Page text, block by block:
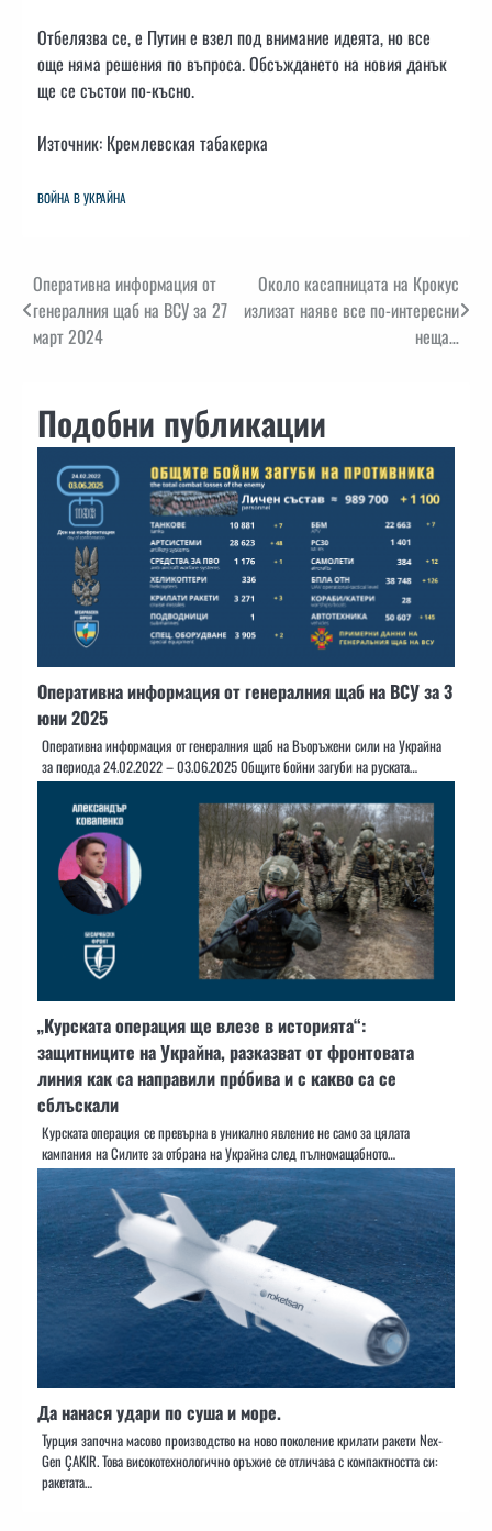
Отбелязва се, е Путин е взел под внимание идеята, но все
още няма решения по въпроса. Обсъждането на новия данък
ще се състои по-късно.
Източник: Кремлевская табакерка
ВОЙНА В УКРАЙНА
Навигация
Оперативна информация от
генералния щаб на ВСУ за 27
март 2024
Около касапницата на Крокус
излизат наяве все по-интересни
неща…
Подобни публикации
Оперативна информация от генералния щаб на ВСУ за 3
юни 2025
Оперативна информация от генералния щаб на Въоръжени сили на Украйна
за периода 24.02.2022 – 03.06.2025 Общите бойни загуби на руската…
„Курската операция ще влезе в историята“:
защитниците на Украйна, разказват от фронтовата
линия как са направили про́бива и с какво са се
сблъскали
Курската операция се превърна в уникално явление не само за цялата
кампания на Силите за отбрана на Украйна след пълномащабното…
Да нанася удари по суша и море.
Турция започна масово производство на ново поколение крилати ракети Nex-
Gen ÇAKIR. Това високотехнологично оръжие се отличава с компактността си:
ракетата…